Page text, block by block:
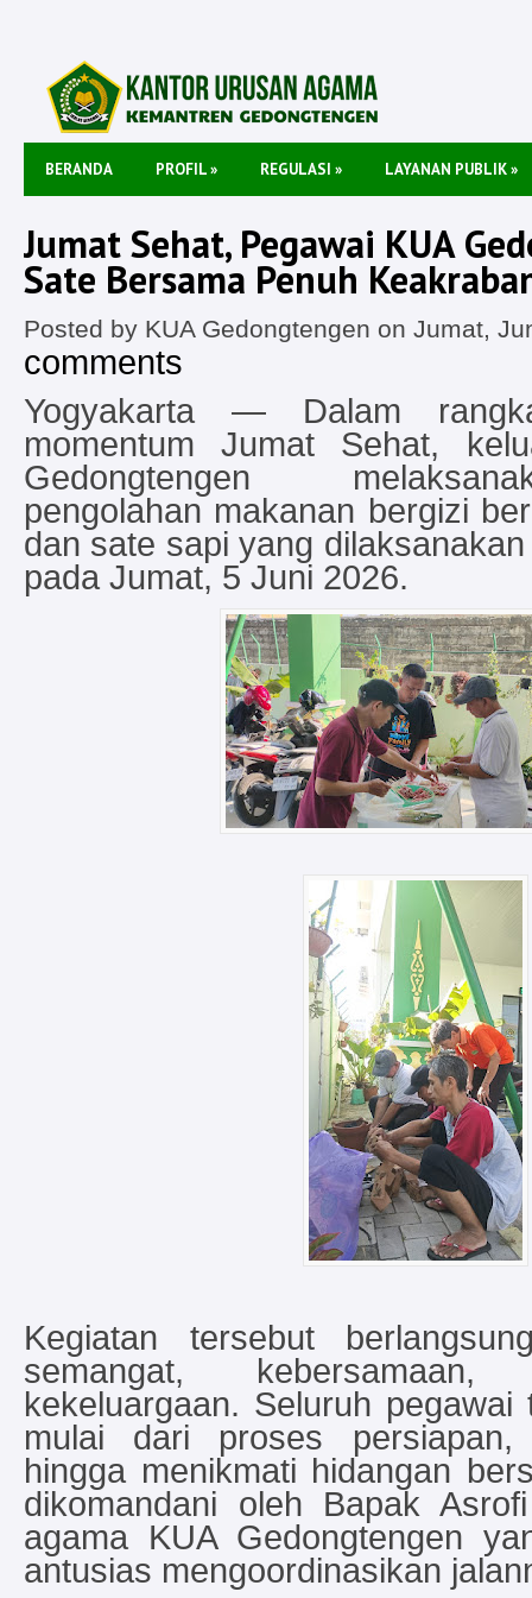
BERANDA PROFIL» REGULASI » LAYANAN PUBLIK»
Jumat Sehat, Pegawai KUA
Sate Bersama Penuh
Posted by KUA Gedongtengen on Jumat,
comments
Yogyakarta — Dalam
momentum Jumat Sehat,
Gedongtengen
pengolahan makanan bergizi
dan sate sapi yang
pada Jumat, 5 Juni 2026.
Kegiatan tersebut
semangat,
kekeluargaan. Seluruh
mulai dari proses persiapan,
hingga menikmati hidangan
dikomandani oleh Bapak
agama KUA Gedongtengen
antusias mengoordinasikan